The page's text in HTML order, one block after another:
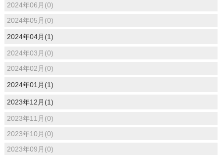
2024年06月(0)
2024年05月(0)
2024年04月(1)
2024年03月(0)
2024年02月(0)
2024年01月(1)
2023年12月(1)
2023年11月(0)
2023年10月(0)
2023年09月(0)